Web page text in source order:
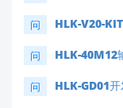
问 HLK-V20-
问 HLK-40M12
问 HLK-GD01